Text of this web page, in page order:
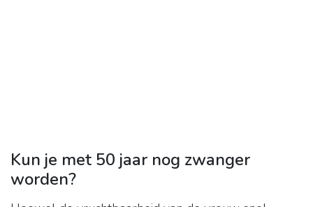
Kun je met 50 jaar nog zwanger
worden?